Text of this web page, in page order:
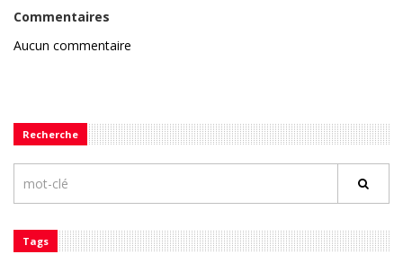
Commentaires
Aucun commentaire
Recherche
Tags